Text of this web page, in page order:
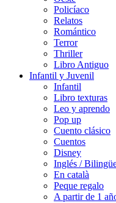
Policíaco
Relatos
Romántico
Terror
Thriller
Libro Antiguo
Infantil y Juvenil
Infantil
Libro texturas
Leo y aprendo
Pop up
Cuento clásico
Cuentos
Disney
Inglés /
En català
Peque regalo
A partir de 1